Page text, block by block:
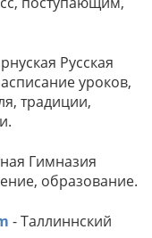
Русская
уроков,
традиции,
Гимназия
образование.
- Таллиннский